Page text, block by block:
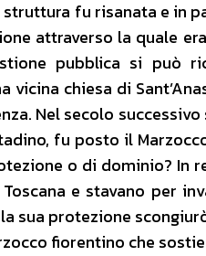
struttura fu risanata e in
attraverso la quale
pubblica si può
vicina chiesa di
Nel secolo
fu posto il
o di dominio? In
e stavano per
la sua protezione
fiorentino che